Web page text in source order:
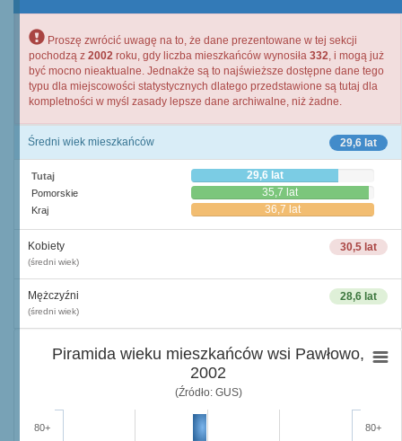
Proszę zwrócić uwagę na to, że dane prezentowane w tej sekcji
pochodzą z 2002 roku, gdy liczba mieszkańców wynosiła 332, i mogą już
być mocno nieaktualne. Jednakże są to najświeższe dostępne dane tego
typu dla miejscowości statystycznych dlatego przedstawione są tutaj dla
kompletności w myśl zasady lepsze dane archiwalne, niż żadne.
29,6 lat
Średni wiek mieszkańców
Tutaj 29,6 lat
Pomorskie 35,7 lat
Kraj 36,7 lat
30,5 lat
Kobiety
(średni wiek)
28,6 lat
Mężczyźni
(średni wiek)
Piramida wieku mieszkańców wsi Pawłowo,
2002
(Źródło: GUS)
80+ 80+